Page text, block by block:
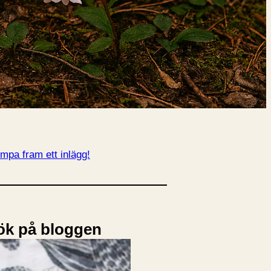
fram ett inlägg!
på bloggen
Sök